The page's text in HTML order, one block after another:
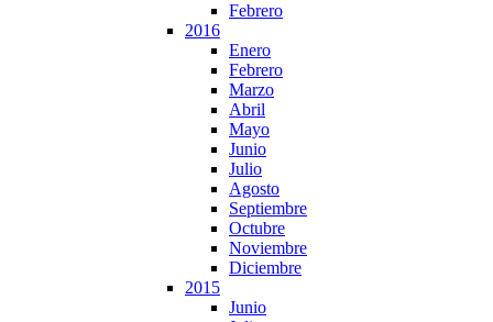
Febrero
2016
Enero
Febrero
Marzo
Abril
Mayo
Junio
Julio
Agosto
Septiembre
Octubre
Noviembre
Diciembre
2015
Junio